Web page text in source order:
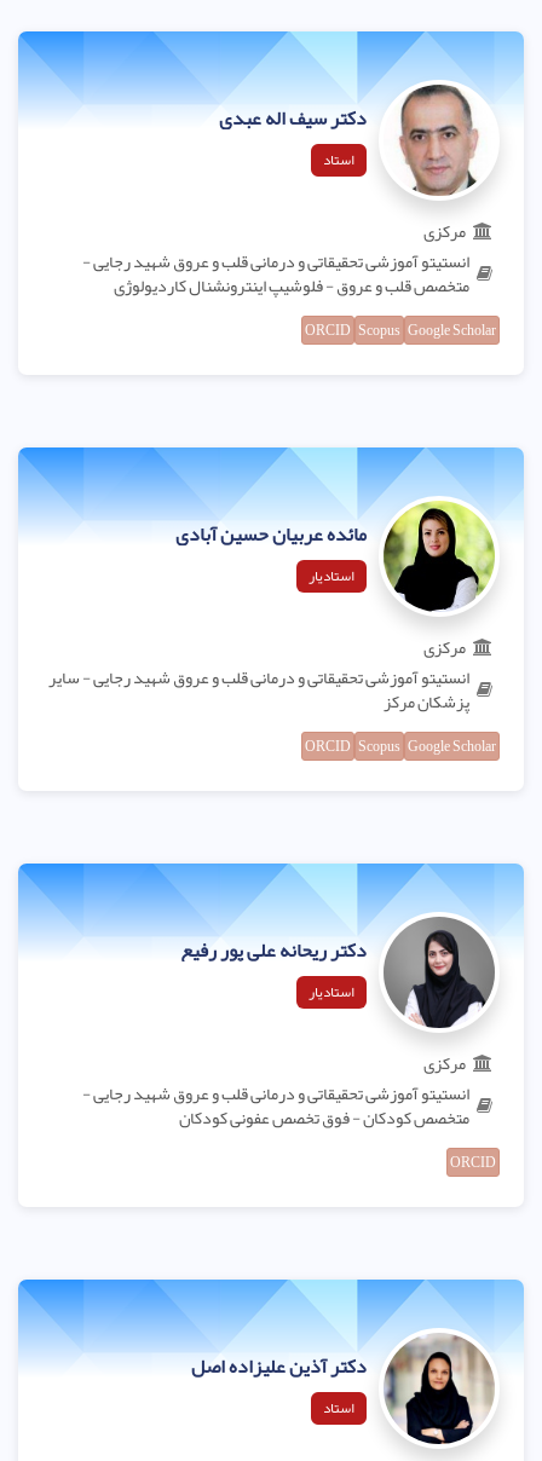
دکتر سیف اله عبدی
استاد
مرکزی
انستیتو آموزشی تحقیقاتی و درمانی قلب و عروق شهید رجایی -
متخصص قلب و عروق - فلوشیپ اینترونشنال کاردیولوژی
Google Scholar
Scopus
ORCID
مائده عربیان حسین آبادی
استادیار
مرکزی
انستیتو آموزشی تحقیقاتی و درمانی قلب و عروق شهید رجایی - سایر
پزشکان مرکز
Google Scholar
Scopus
ORCID
دکتر ریحانه علی پور رفیع
استادیار
مرکزی
انستیتو آموزشی تحقیقاتی و درمانی قلب و عروق شهید رجایی -
متخصص کودکان - فوق تخصص عفونی کودکان
ORCID
دکتر آذین علیزاده اصل
استاد